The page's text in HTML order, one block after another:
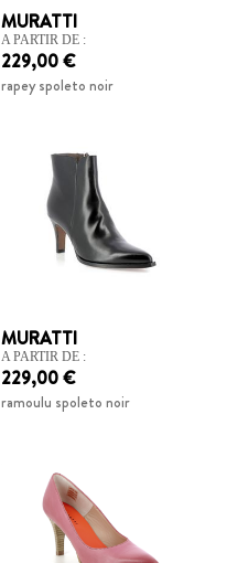
MURATTI
A PARTIR DE :
229,00 €
rapey spoleto noir
MURATTI
A PARTIR DE :
229,00 €
ramoulu spoleto noir